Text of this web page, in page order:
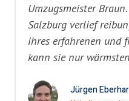
Umzugsmeister
Salzburg verlief
ihres erfahrenen und
kann sie nur
Jürgen